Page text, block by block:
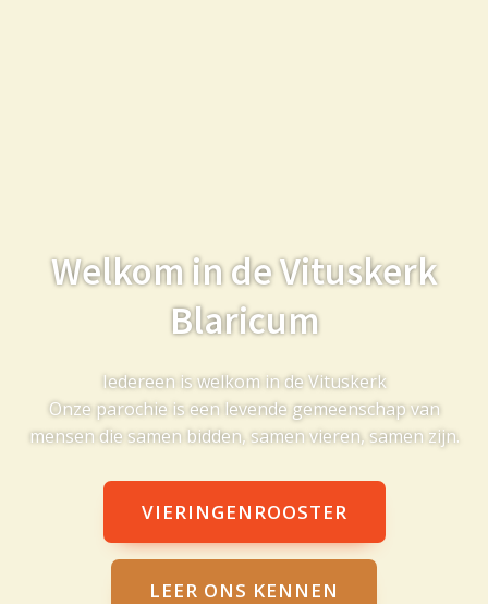
Welkom in de Vituskerk
Blaricum
Iedereen is welkom in de Vituskerk
Onze parochie is een levende gemeenschap van
mensen die samen bidden, samen vieren, samen zijn.
VIERINGENROOSTER
LEER ONS KENNEN